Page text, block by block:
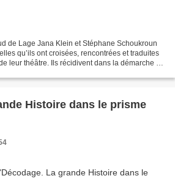
de Lage Jana Klein et Stéphane Schoukroun
qu’ils ont croisées, rencontrées et traduites
leur théâtre. Ils récidivent dans la démarche de
Histoire dans le prisme